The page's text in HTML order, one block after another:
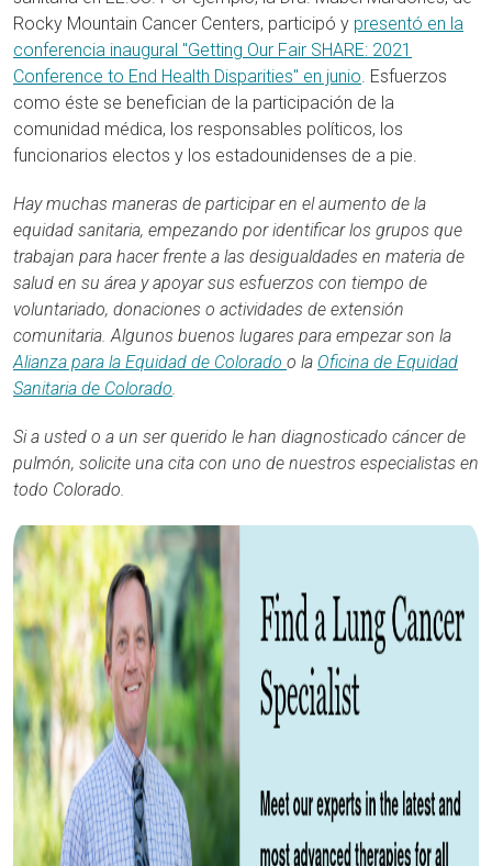
Rocky Mountain Cancer Centers, participó y presentó en la
conferencia inaugural "Getting Our Fair SHARE: 2021
Conference to End Health Disparities" en junio. Esfuerzos
como éste se benefician de la participación de la
comunidad médica, los responsables políticos, los
funcionarios electos y los estadounidenses de a pie.
Hay muchas maneras de participar en el aumento de la
equidad sanitaria, empezando por identificar los grupos que
trabajan para hacer frente a las desigualdades en materia de
salud en su área y apoyar sus esfuerzos con tiempo de
voluntariado, donaciones o actividades de extensión
comunitaria. Algunos buenos lugares para empezar son la
Alianza para la Equidad de Colorado o la Oficina de Equidad
Sanitaria de Colorado.
Si a usted o a un ser querido le han diagnosticado cáncer de
pulmón, solicite una cita con uno de nuestros especialistas en
todo Colorado.